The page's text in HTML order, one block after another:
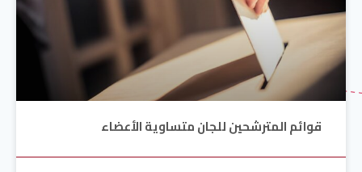
قوائم المترشحين للجان متساوية الأعضاء